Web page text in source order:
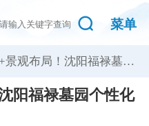
菜单
景观布局！沈阳福禄墓园
阳福禄墓园个性化